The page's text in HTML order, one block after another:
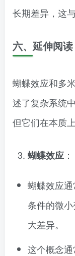
长期差异，这
六、延伸阅读
蝴蝶效应和多
述了复杂系统
但它们在本质
蝴蝶效应 ：
蝴蝶效应
条件的微
大差异。
这个概念